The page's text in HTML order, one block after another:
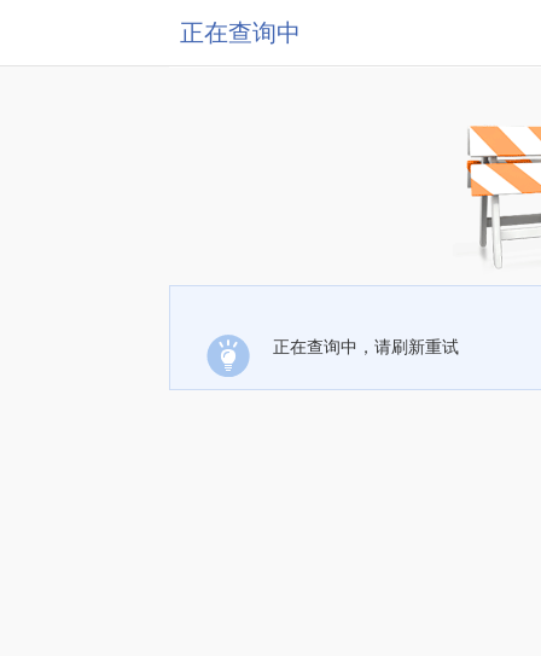
正在查询中
正在查询中，请刷新重试